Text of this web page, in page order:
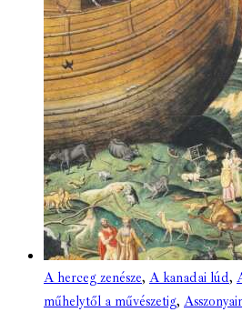
A herceg zenésze, A kanadai lúd,
műhelytől a művészetig,